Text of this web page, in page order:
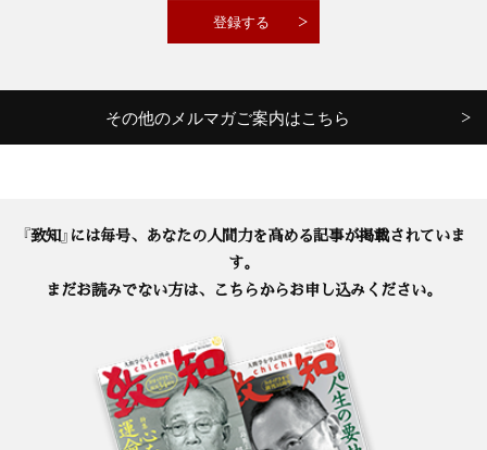
その他のメルマガご案内はこちら
『致知』には毎号、あなたの人間力を高める記事が掲載されていま
す。
まだお読みでない方は、こちらからお申し込みください。